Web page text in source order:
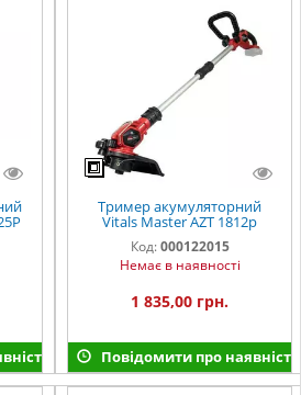
Тример акумуляторний
Vitals Master AZT 1812p
SmartLine
Код: 000122015
Немає в наявності
1 835,00 грн.
Повідомити про наявність